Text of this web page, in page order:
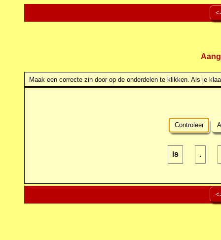
Maak een correcte zin door op de onderdelen te klikken. Als je
Controleer
is .